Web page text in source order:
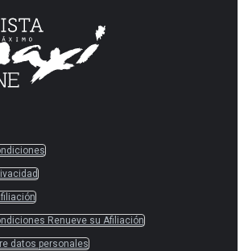
Renueve su Afiliación
datos personales